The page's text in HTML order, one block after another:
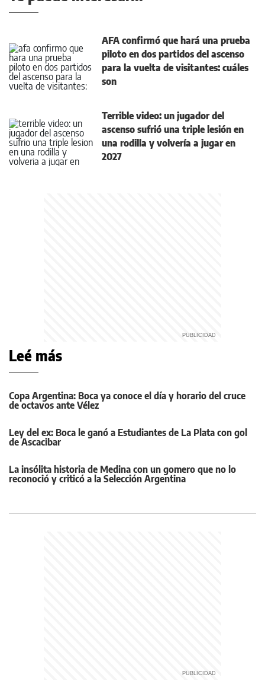
AFA confirmó que hará una prueba
piloto en dos partidos del ascenso
para la vuelta de visitantes: cuáles
son
Terrible video: un jugador del
ascenso sufrió una triple lesión en
una rodilla y volvería a jugar en
2027
Leé más
Copa Argentina: Boca ya conoce el día y horario del cruce
de octavos ante Vélez
Ley del ex: Boca le ganó a Estudiantes de La Plata con gol
de Ascacibar
La insólita historia de Medina con un gomero que no lo
reconoció y criticó a la Selección Argentina